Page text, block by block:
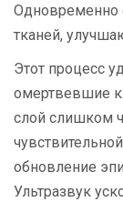
Одновременно
тканей,
Этот процесс
омертвевшие
слой слишком
обновление
Ультразвук